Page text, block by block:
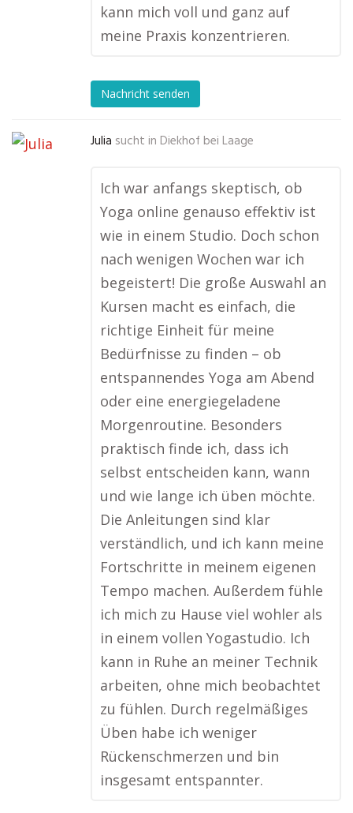
kann mich voll und ganz auf
meine Praxis konzentrieren.
Nachricht senden
Julia sucht in Diekhof bei Laage
Ich war anfangs skeptisch, ob
Yoga online genauso effektiv ist
wie in einem Studio. Doch schon
nach wenigen Wochen war ich
begeistert! Die große Auswahl an
Kursen macht es einfach, die
richtige Einheit für meine
Bedürfnisse zu finden – ob
entspannendes Yoga am Abend
oder eine energiegeladene
Morgenroutine. Besonders
praktisch finde ich, dass ich
selbst entscheiden kann, wann
und wie lange ich üben möchte.
Die Anleitungen sind klar
verständlich, und ich kann meine
Fortschritte in meinem eigenen
Tempo machen. Außerdem fühle
ich mich zu Hause viel wohler als
in einem vollen Yogastudio. Ich
kann in Ruhe an meiner Technik
arbeiten, ohne mich beobachtet
zu fühlen. Durch regelmäßiges
Üben habe ich weniger
Rückenschmerzen und bin
insgesamt entspannter.